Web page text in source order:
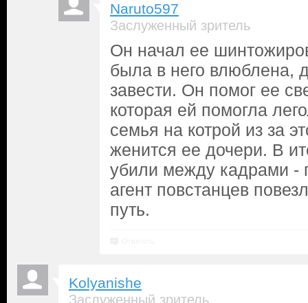
Naruto597
Заслуженный зритель
Он начал ее
была в него влюблена,
завести. Он помог ее
которая ей помогла
семья на котрой из за
женится ее дочери. В
убили между кадрами -
агент повстанцев
путь.
Kolyanishe
Заслуженный зритель